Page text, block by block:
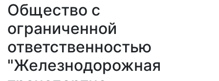
Общество с
ограниченной
ответственностью
"Железнодорожная